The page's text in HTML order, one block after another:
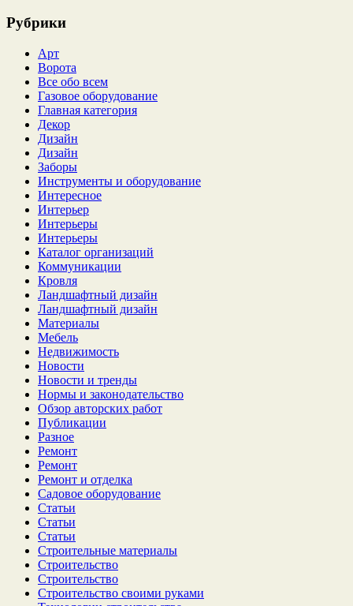
Рубрики
Арт
Ворота
Все обо всем
Газовое оборудование
Главная категория
Декор
Дизайн
Дизайн
Заборы
Инструменты и оборудование
Интересное
Интерьер
Интерьеры
Интерьеры
Каталог организаций
Коммуникации
Кровля
Ландшафтный дизайн
Ландшафтный дизайн
Материалы
Мебель
Недвижимость
Новости
Новости и тренды
Нормы и законодательство
Обзор авторских работ
Публикации
Разное
Ремонт
Ремонт
Ремонт и отделка
Садовое оборудование
Статьи
Статьи
Статьи
Строительные материалы
Строительство
Строительство
Строительство своими руками